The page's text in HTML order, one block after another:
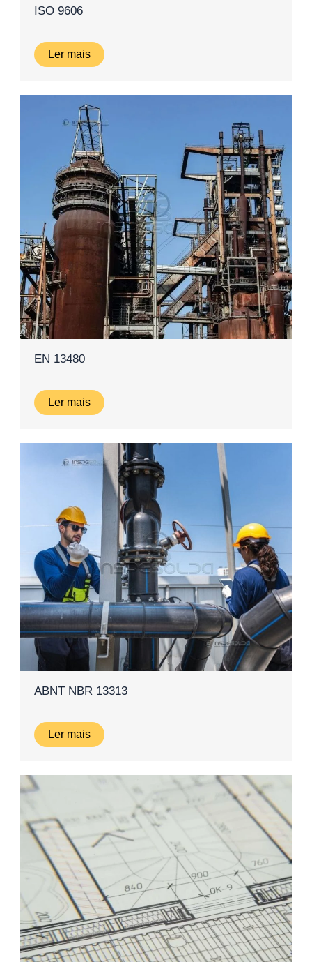
ISO 9606
Ler mais
EN 13480
Ler mais
ABNT NBR 13313
Ler mais